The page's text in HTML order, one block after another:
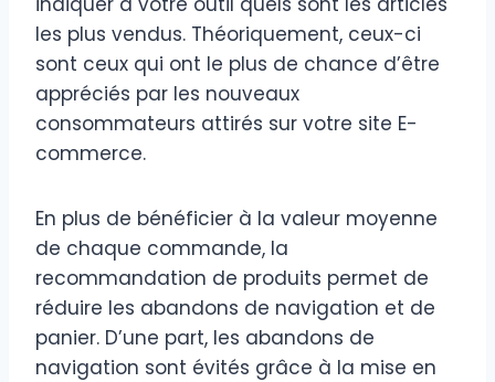
les plus vendus. Théoriquement, ceux-ci
sont ceux qui ont le plus de chance d’être
appréciés par les nouveaux
consommateurs attirés sur votre site E-
commerce.
En plus de bénéficier à la valeur moyenne
de chaque commande, la
recommandation de produits permet de
réduire les abandons de navigation et de
panier. D’une part, les abandons de
navigation sont évités grâce à la mise en